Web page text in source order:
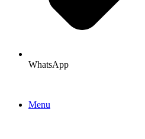
WhatsApp
Menu